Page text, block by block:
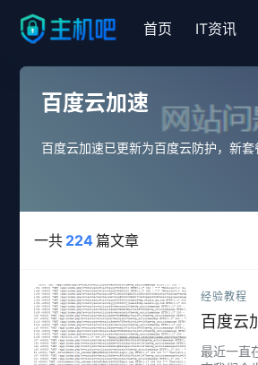
首页 IT资讯
百度云加速
百度云加速已更新为百度云防护，新
一共 224篇文章
经验教程
百度云
最近一直